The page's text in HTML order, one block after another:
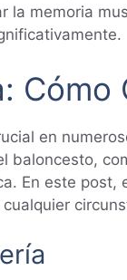
memoria
en
En este